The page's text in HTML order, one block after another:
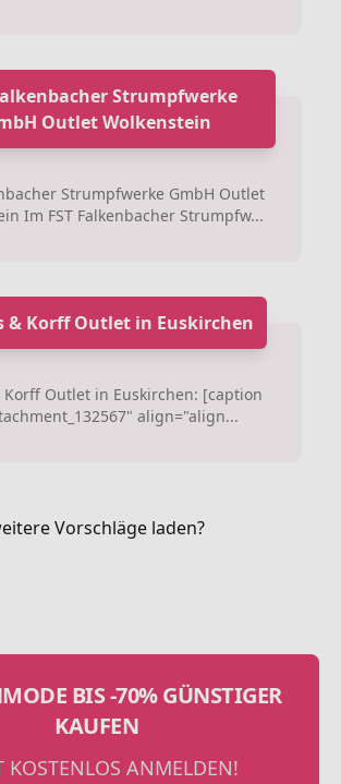
Strumpfwerke
Outlet Wolkenstein
Strumpfwerke GmbH Outlet
Im FST Falkenbacher Strumpfw...
& Korff Outlet in Euskirchen
Korff Outlet in Euskirchen: [caption
align="align...
Vorschläge laden?
BIS -70% GÜNSTIGER
KAUFEN
KOSTENLOS ANMELDEN!